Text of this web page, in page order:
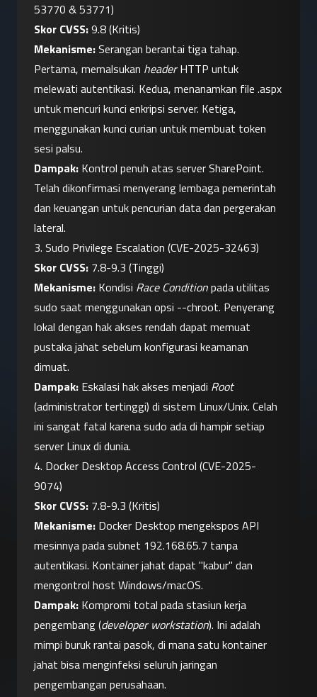
53770 & 53771)
Skor CVSS: 9.8 (Kritis)
Mekanisme: Serangan berantai tiga tahap.
Pertama, memalsukan header HTTP untuk
melewati autentikasi. Kedua, menanamkan file .aspx
untuk mencuri kunci enkripsi server. Ketiga,
menggunakan kunci curian untuk membuat token
sesi palsu.
Dampak: Kontrol penuh atas server SharePoint.
Telah dikonfirmasi menyerang lembaga pemerintah
dan keuangan untuk pencurian data dan pergerakan
lateral.
3. Sudo Privilege Escalation (CVE-2025-32463)
Skor CVSS: 7.8-9.3 (Tinggi)
Mekanisme: Kondisi Race Condition pada utilitas
sudo saat menggunakan opsi --chroot. Penyerang
lokal dengan hak akses rendah dapat memuat
pustaka jahat sebelum konfigurasi keamanan
dimuat.
Dampak: Eskalasi hak akses menjadi Root
(administrator tertinggi) di sistem Linux/Unix. Celah
ini sangat fatal karena sudo ada di hampir setiap
server Linux di dunia.
4. Docker Desktop Access Control (CVE-2025-
9074)
Skor CVSS: 7.8-9.3 (Kritis)
Mekanisme: Docker Desktop mengekspos API
mesinnya pada subnet 192.168.65.7 tanpa
autentikasi. Kontainer jahat dapat "kabur" dan
mengontrol host Windows/macOS.
Dampak: Kompromi total pada stasiun kerja
pengembang (developer workstation). Ini adalah
mimpi buruk rantai pasok, di mana satu kontainer
jahat bisa menginfeksi seluruh jaringan
pengembangan perusahaan.